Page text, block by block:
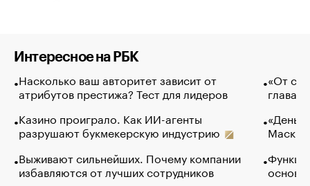
Интересное на РБК
Насколько ваш авторитет зависит от
атрибутов престижа? Тест для лидеров
Казино проиграло. Как ИИ-агенты
разрушают букмекерскую индустрию
Выживают сильнейших. Почему компании
избавляются от лучших сотрудников
«От
глава
Маск в
основ